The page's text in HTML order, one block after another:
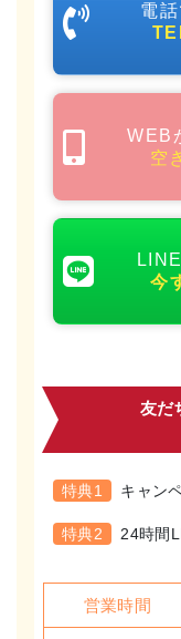
電
WEB
空
今
友だ
特典1 キャン
特典2 24時間
営業時間